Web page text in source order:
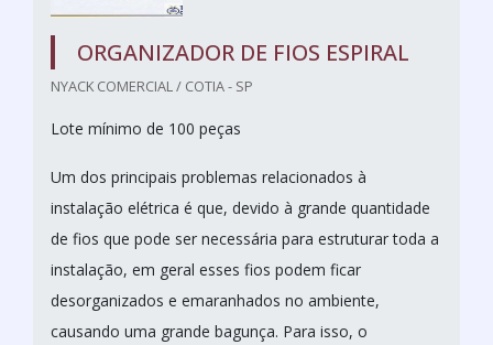
ORGANIZADOR DE FIOS ESPIRAL
NYACK COMERCIAL / COTIA - SP
Lote mínimo de 100 peças
Um dos principais problemas relacionados à
instalação elétrica é que, devido à grande quantidade
de fios que pode ser necessária para estruturar toda a
instalação, em geral esses fios podem ficar
desorganizados e emaranhados no ambiente,
causando uma grande bagunça. Para isso, o